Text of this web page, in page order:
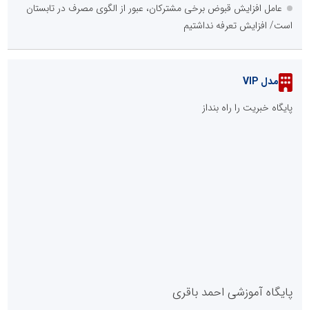
عامل افزایش قبوض برخی مشترکان، عبور از الگوی مصرف در تابستان
است/ افزایش تعرفه نداشتیم
مدل VIP
پایگاه خبریت را راه بنداز
پایگاه آموزشی احمد باقری